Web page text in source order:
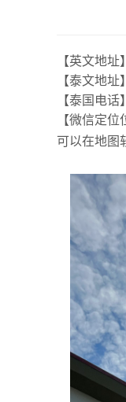
【英文地址
【泰文地
【泰国电话
【微信定
可以在地图